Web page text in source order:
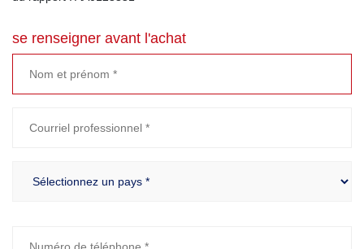
se renseigner avant l'achat